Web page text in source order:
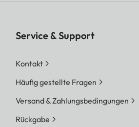
Service & Support
Kontakt
Häufig gestellte Fragen
Versand & Zahlungsbedingungen
Rückgabe